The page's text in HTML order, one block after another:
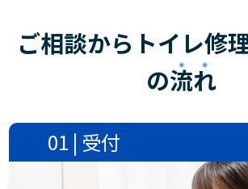
ご相談からトイレ修
の流れ
01 | 受付